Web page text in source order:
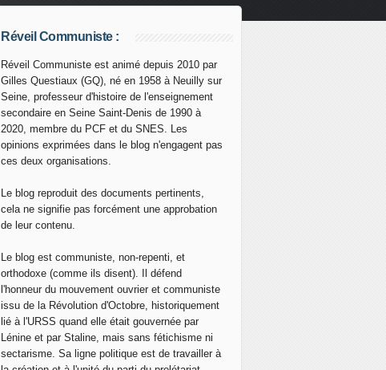
Réveil Communiste :
Réveil Communiste est animé depuis 2010 par
Gilles Questiaux (GQ), né en 1958 à Neuilly sur
Seine, professeur d'histoire de l'enseignement
secondaire en Seine Saint-Denis de 1990 à
2020, membre du PCF et du SNES. Les
opinions exprimées dans le blog n'engagent pas
ces deux organisations.
Le blog reproduit des documents pertinents,
cela ne signifie pas forcément une approbation
de leur contenu.
Le blog est communiste, non-repenti, et
orthodoxe (comme ils disent). Il défend
l'honneur du mouvement ouvrier et communiste
issu de la Révolution d'Octobre, historiquement
lié à l'URSS quand elle était gouvernée par
Lénine et par Staline, mais sans fétichisme ni
sectarisme. Sa ligne politique est de travailler à